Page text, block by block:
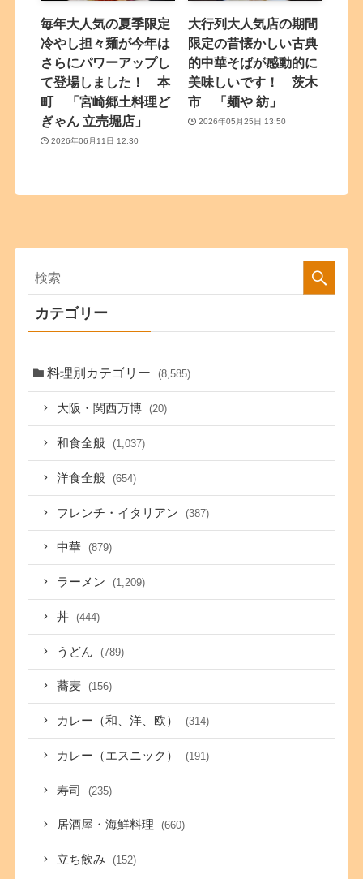
毎年大人気の夏季限定
冷やし担々麺が今年は
さらにパワーアップし
て登場しました！ 本
町 「宮崎郷土料理ど
ぎゃん 立売堀店」
2026年06月11日 12:30
大行列大人気店の期間
限定の昔懐かしい古典
的中華そばが感動的に
美味しいです！ 茨木
市 「麺や 紡」
2026年05月25日 13:50
カテゴリー
料理別カテゴリー (8,585)
大阪・関西万博 (20)
和食全般 (1,037)
洋食全般 (654)
フレンチ・イタリアン (387)
中華 (879)
ラーメン (1,209)
丼 (444)
うどん (789)
蕎麦 (156)
カレー（和、洋、欧） (314)
カレー（エスニック） (191)
寿司 (235)
居酒屋・海鮮料理 (660)
立ち飲み (152)